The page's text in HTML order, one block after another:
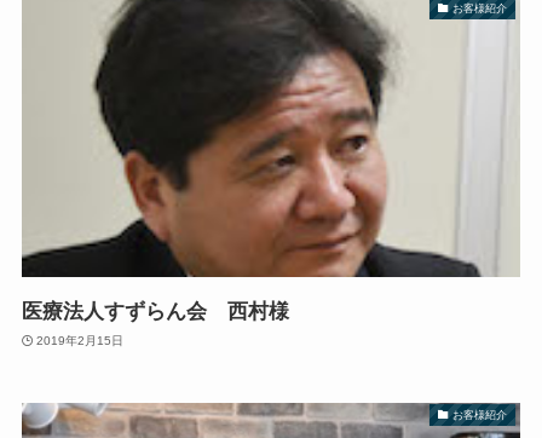
お客様紹介
医療法人すずらん会 西村様
2019年2月15日
お客様紹介